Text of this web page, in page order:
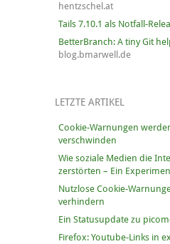
hentzschel.at
Tails 7.10.1 als Notfall-
BetterBranch: A tiny Git
blog.bmarwell.de
LETZTE ARTIKEL
Cookie-Warnungen
verschwinden
Wie soziale Medien die
zerstörten – Ein
Nutzlose Cookie-
verhindern
Ein Statusupdate zu
Firefox: Youtube-Links in